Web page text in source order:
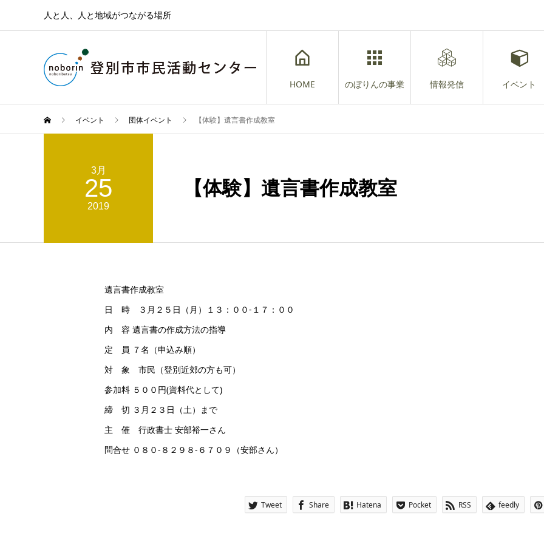
人と人、人と地域がつながる場所
HOME のぼりんの事業 情報発信 イベント
イベント 団体イベント 【体験】遺言書作成教室
3月
25
2019
【体験】遺言書作成教室
遺言書作成教室
日 時 ３月２５日（月）１３：００-１７：００
内 容 遺言書の作成方法の指導
定 員 ７名（申込み順）
対 象 市民（登別近郊の方も可）
参加料 ５００円(資料代として)
締 切 ３月２３日（土）まで
主 催 行政書士 安部裕一さん
問合せ ０８０-８２９８-６７０９（安部さん）
Tweet Share Hatena Pocket RSS feedly